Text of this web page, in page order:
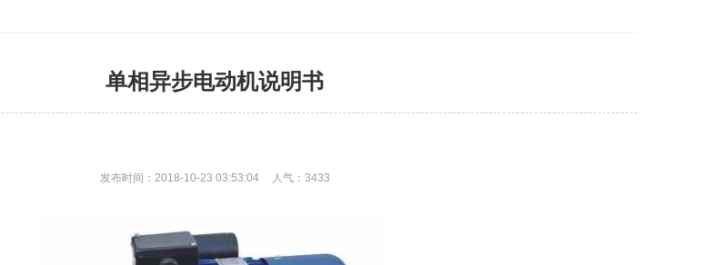
单相异步电动机说明书
发布时间：2018-10-23 03:53:04 人气： 3433